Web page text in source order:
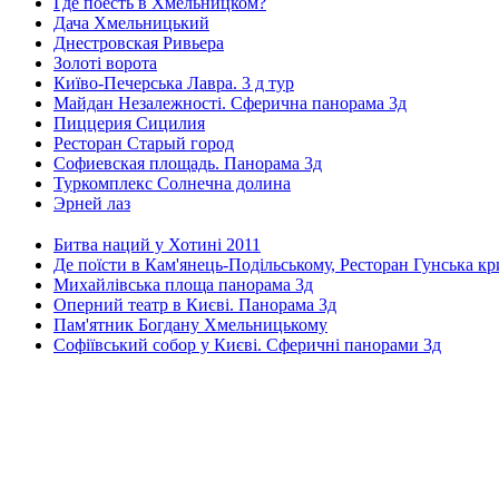
Дача Хмельницький
Днестровская Ривьера
Золоті ворота
Київо-Печерська Лавра. 3 д тур
Майдан Незалежності. Сферична панорама 3д
Пиццерия Сицилия
Ресторан Старый город
Софиевская площадь. Панорама 3д
Туркомплекс Солнечна долина
Эрней лаз
Битва наций у Хотині 2011
Де поїсти в Кам'янець-Подільському, Ресторан Гунська
Михайлівська площа панорама 3д
Оперний театр в Києві. Панорама 3д
Пам'ятник Богдану Хмельницькому
Софіївський собор у Києві. Сферичні панорами 3д